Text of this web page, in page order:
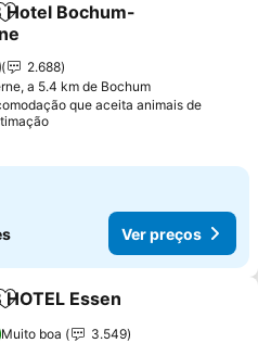
Adicionar aos favoritos
Hotel Bochum-
2.688
a 5.4 km de Bochum
que aceita animais de
Ver preços
Adicionar aos favoritos
HOTEL Essen
Muito boa
3.549